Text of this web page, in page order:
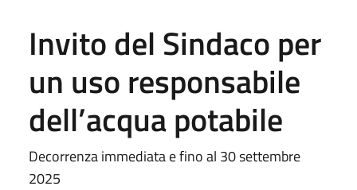
Invito del Sindaco per
un uso responsabile
dell’acqua potabile
Decorrenza immediata e fino al 30 settembre
2025